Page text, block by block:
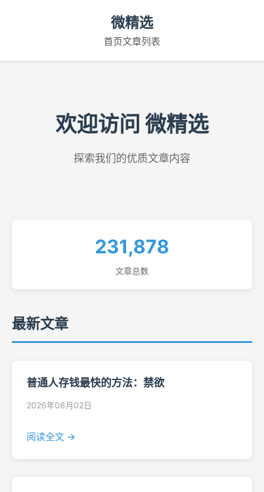
微精选
首页文章列表
欢迎访问 微精选
探索我们的优质文章内容
231,878
文章总数
最新文章
普通人存钱最快的方法：禁欲
2026年08月02日
阅读全文 →